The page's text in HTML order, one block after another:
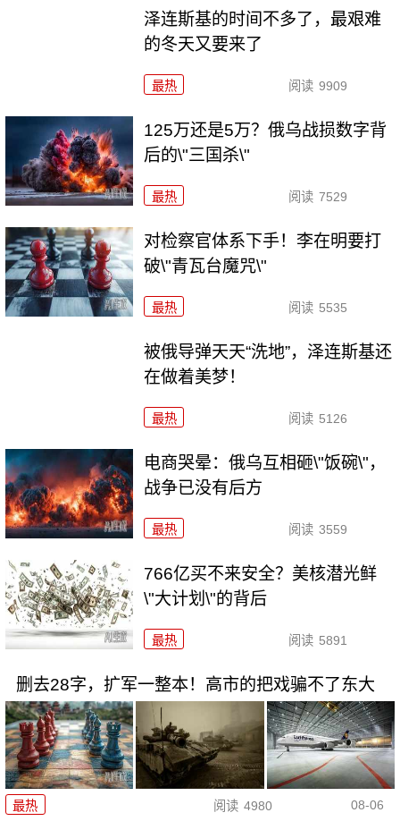
泽连斯基的时间不多了，最艰难
的冬天又要来了
最热 阅读 9909
125万还是5万？俄乌战损数字背
后的\"三国杀\"
最热 阅读 7529
对检察官体系下手！李在明要打
破\"青瓦台魔咒\"
最热 阅读 5535
被俄导弹天天“洗地”，泽连斯基还
在做着美梦！
最热 阅读 5126
电商哭晕：俄乌互相砸\"饭碗\"，
战争已没有后方
最热 阅读 3559
766亿买不来安全？美核潜光鲜
\"大计划\"的背后
最热 阅读 5891
删去28字，扩军一整本！高市的把戏骗不了东大
最热 阅读 4980 08-06